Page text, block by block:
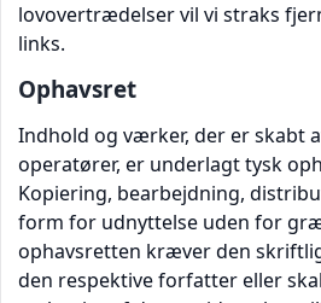
lovovertrædelser vil vi straks
links.
Ophavsret
Indhold og værker, der er skabt
operatører, er underlagt tysk
Kopiering, bearbejdning,
form for udnyttelse uden for
ophavsretten kræver den
den respektive forfatter eller